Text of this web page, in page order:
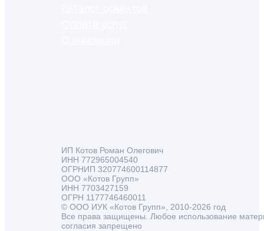
ИП Котов Роман Олегович
ИНН 772965004540
ОГРНИП 320774600114877
ООО «Котов Групп»
ИНН 7703427159
ОГРН 1177746460011
© ООО ИУК «Котов Групп», 2010-2026 год
Все права защищены. Любое использование
согласия запрещено